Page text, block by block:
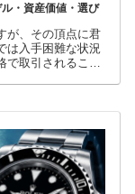
・資産価値・選び
が、その頂点に君
は入手困難な状況
取引されること